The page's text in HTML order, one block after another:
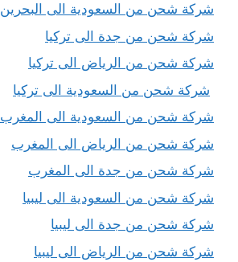
شركة شحن من السعودية الى البحرين
شركة شحن من جدة الى تركيا
شركة شحن من الرياض الى تركيا
شركة شحن من السعودية الى تركيا
شركة شحن من السعودية الى المغرب
شركة شحن من الرياض الى المغرب
شركة شحن من جدة الى المغرب
شركة شحن من السعودية الى ليبيا
شركة شحن من جدة الى ليبيا
شركة شحن من الرياض الى ليبيا